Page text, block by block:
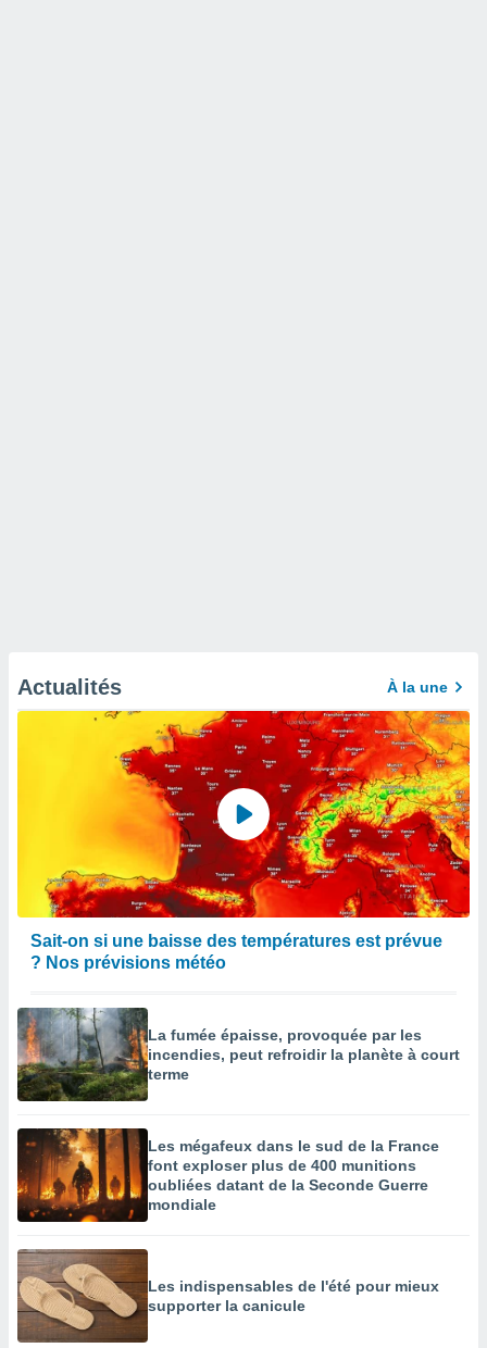
Actualités À la une
Sait-on si une baisse des températures est prévue
? Nos prévisions météo
La fumée épaisse, provoquée par les
incendies, peut refroidir la planète à court
terme
Les mégafeux dans le sud de la France
font exploser plus de 400 munitions
oubliées datant de la Seconde Guerre
mondiale
Les indispensables de l'été pour mieux
supporter la canicule